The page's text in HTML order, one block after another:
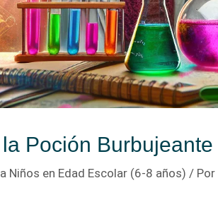
Poción Burbujeante
Niños en Edad Escolar (6-8 años) / Por